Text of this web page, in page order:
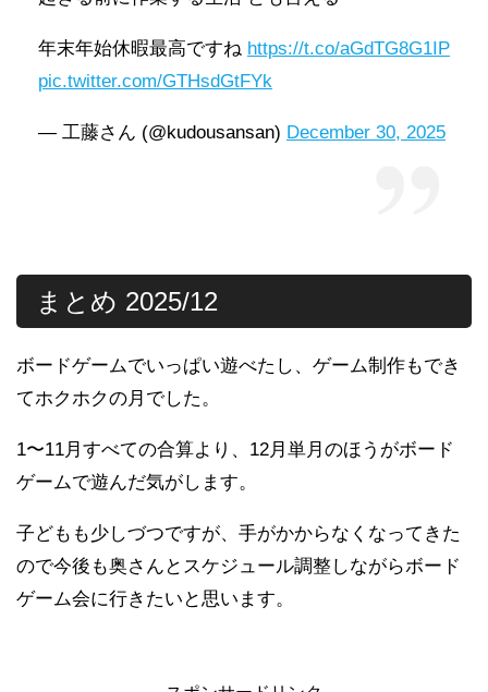
年末年始休暇最高ですね https://t.co/aGdTG8G1IP
pic.twitter.com/GTHsdGtFYk
— 工藤さん (@kudousansan) December 30, 2025
まとめ 2025/12
ボードゲームでいっぱい遊べたし、ゲーム制作もでき
てホクホクの月でした。
1〜11月すべての合算より、12月単月のほうがボード
ゲームで遊んだ気がします。
子どもも少しづつですが、手がかからなくなってきた
ので今後も奥さんとスケジュール調整しながらボード
ゲーム会に行きたいと思います。